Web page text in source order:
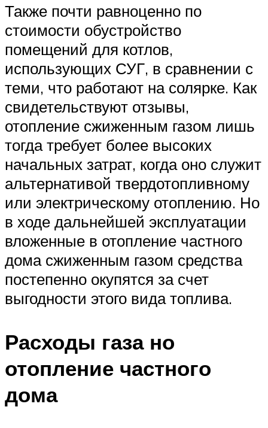
Также почти равноценно по
стоимости обустройство
помещений для котлов,
использующих СУГ, в сравнении с
теми, что работают на солярке. Как
свидетельствуют отзывы,
отопление сжиженным газом лишь
тогда требует более высоких
начальных затрат, когда оно служит
альтернативой твердотопливному
или электрическому отоплению. Но
в ходе дальнейшей эксплуатации
вложенные в отопление частного
дома сжиженным газом средства
постепенно окупятся за счет
выгодности этого вида топлива.
Расходы газа но
отопление частного
дома